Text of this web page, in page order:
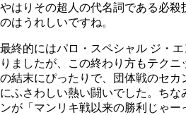
やはりその超人の代名詞である必殺
のはうれしいですね。
最終的にはパロ・スペシャル ジ・
りましたが、この終わり方もテクニ
の結末にぴったりで、団体戦のセカ
にふさわしい熱い闘いでした。ち
ンが「マンリキ戦以来の勝利じゃー